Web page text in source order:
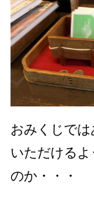
おみくじで
いただける
のか・・・